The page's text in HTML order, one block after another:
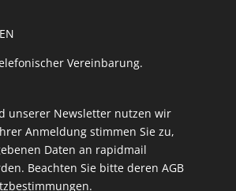
Vereinbarung.
unserer Newsletter nutzen wir
Anmeldung stimmen Sie zu,
Daten an rapidmail
Beachten Sie bitte deren AGB
.